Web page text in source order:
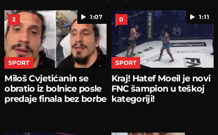
1:07
2
SPORT
Miloš Cvjetićanin se
obratio iz bolnice posle
predaje finala bez borbe
1:11
0
SPORT
Kraj! Hatef Moeil je novi
FNC šampion u teškoj
kategoriji!